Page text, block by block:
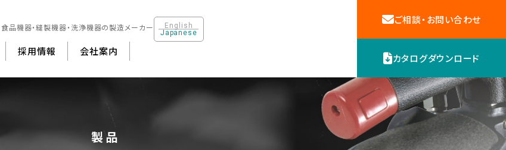
食品機器・縫製機器・洗浄機器の製造メーカー
English
Japanese
食品機器 ・厨房機器 洗浄機器
採用情報 会社案内
会社概要
カタログダウンロード
ご相談・お問い合わせ
製品